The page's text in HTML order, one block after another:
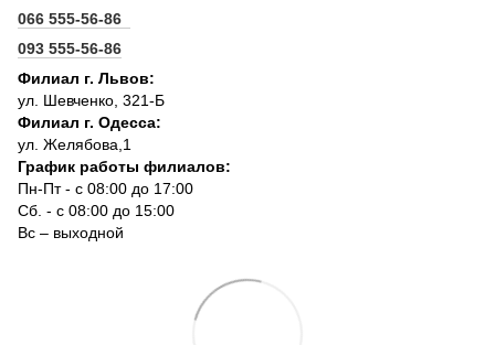
066 555-56-86
093 555-56-86
Филиал г. Львов:
ул. Шевченко, 321-Б
Филиал г. Одесса:
ул. Желябова,1
График работы филиалов:
Пн-Пт - с 08:00 до 17:00
Сб. - с 08:00 до 15:00
Вс – выходной